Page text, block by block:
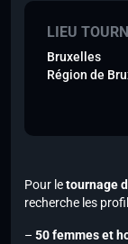
LIEU
Bruxelles
Région de
Pour letournage
recherche les
– 50 femmes et